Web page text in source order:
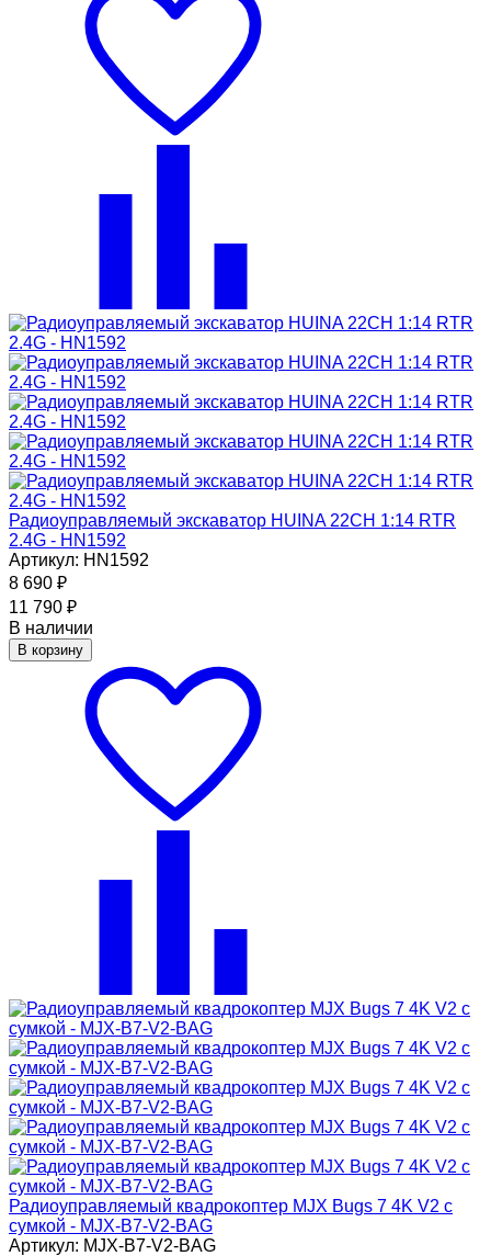
Радиоуправляемый экскаватор HUINA 22CH 1:14 RTR
2.4G - HN1592
Артикул: HN1592
8 690 ₽
11 790 ₽
В наличии
В корзину
Радиоуправляемый квадрокоптер MJX Bugs 7 4K V2 с
сумкой - MJX-B7-V2-BAG
Артикул: MJX-B7-V2-BAG